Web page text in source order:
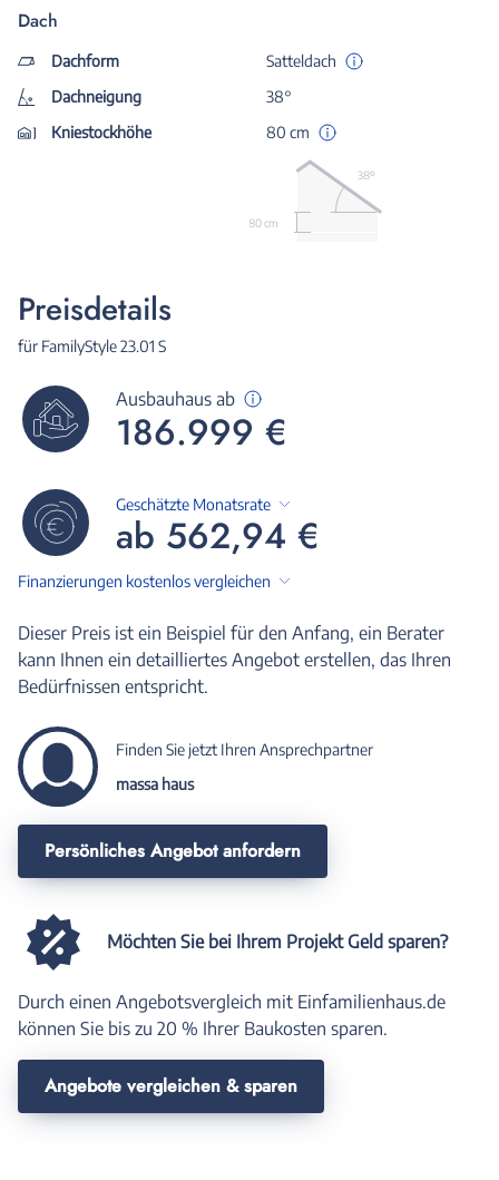
Dach
Dachform
Satteldach
Dachneigung
38°
Kniestockhöhe
80 cm
80 cm
38º
Preisdetails
für FamilyStyle 23.01 S
Ausbauhaus ab
186.999 €
Geschätzte Monatsrate
ab 562,94 €
Finanzierungen kostenlos vergleichen
Dieser Preis ist ein Beispiel für den Anfang, ein Berater
kann Ihnen ein detailliertes Angebot erstellen, das Ihren
Bedürfnissen entspricht.
Finden Sie jetzt Ihren Ansprechpartner
massa haus
Persönliches Angebot anfordern
Möchten Sie bei Ihrem Projekt Geld sparen?
Durch einen Angebotsvergleich mit Einfamilienhaus.de
können Sie bis zu 20 % Ihrer Baukosten sparen.
Angebote vergleichen & sparen